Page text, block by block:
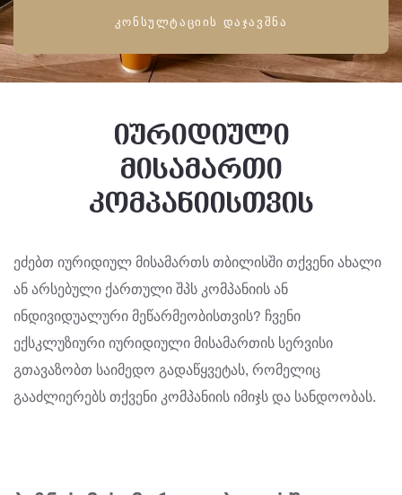
ᲙᲝᲜᲡᲣᲚᲢᲐᲪᲘᲘᲡ ᲓᲐᲯᲐᲕᲨᲜᲐ
იურიდიული
მისამართი
კომპანიისთვის
ეძებთ იურიდიულ მისამართს თბილისში თქვენი ახალი
ან არსებული ქართული შპს კომპანიის ან
ინდივიდუალური მეწარმეობისთვის? ჩვენი
ექსკლუზიური იურიდიული მისამართის სერვისი
გთავაზობთ საიმედო გადაწყვეტას, რომელიც
გააძლიერებს თქვენი კომპანიის იმიჯს და სანდოობას.